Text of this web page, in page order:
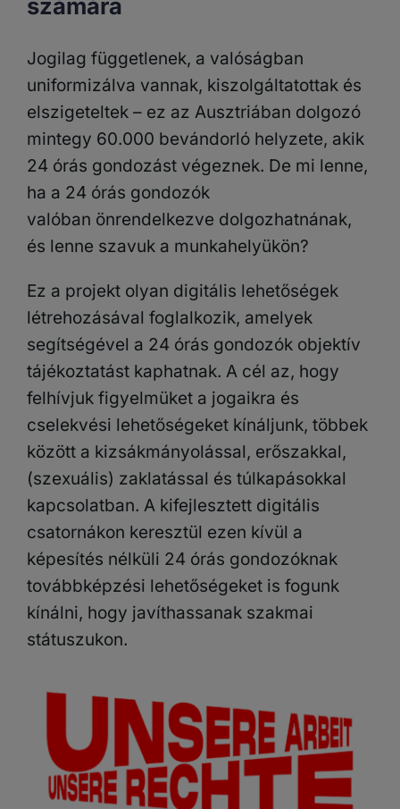
számára
Jogilag függetlenek, a valóságban
uniformizálva vannak, kiszolgáltatottak és
elszigeteltek – ez az Ausztriában dolgozó
mintegy 60.000 bevándorló helyzete, akik
24 órás gondozást végeznek. De mi lenne,
ha a 24 órás gondozók
valóban önrendelkezve dolgozhatnának,
és lenne szavuk a munkahelyükön?
Ez a projekt olyan digitális lehetőségek
létrehozásával foglalkozik, amelyek
segítségével a 24 órás gondozók objektív
tájékoztatást kaphatnak. A cél az, hogy
felhívjuk figyelmüket a jogaikra és
cselekvési lehetőségeket kínáljunk, többek
között a kizsákmányolással, erőszakkal,
(szexuális) zaklatással és túlkapásokkal
kapcsolatban. A kifejlesztett digitális
csatornákon keresztül ezen kívül a
képesítés nélküli 24 órás gondozóknak
továbbképzési lehetőségeket is fogunk
kínálni, hogy javíthassanak szakmai
státuszukon.